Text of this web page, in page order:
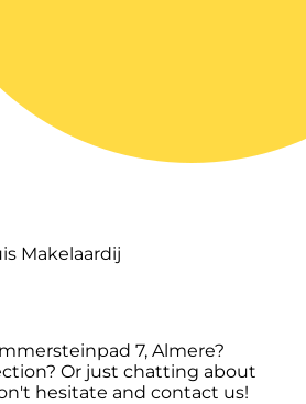
Makelaardij
7, Almere?
Or just chatting about
hesitate and contact us!